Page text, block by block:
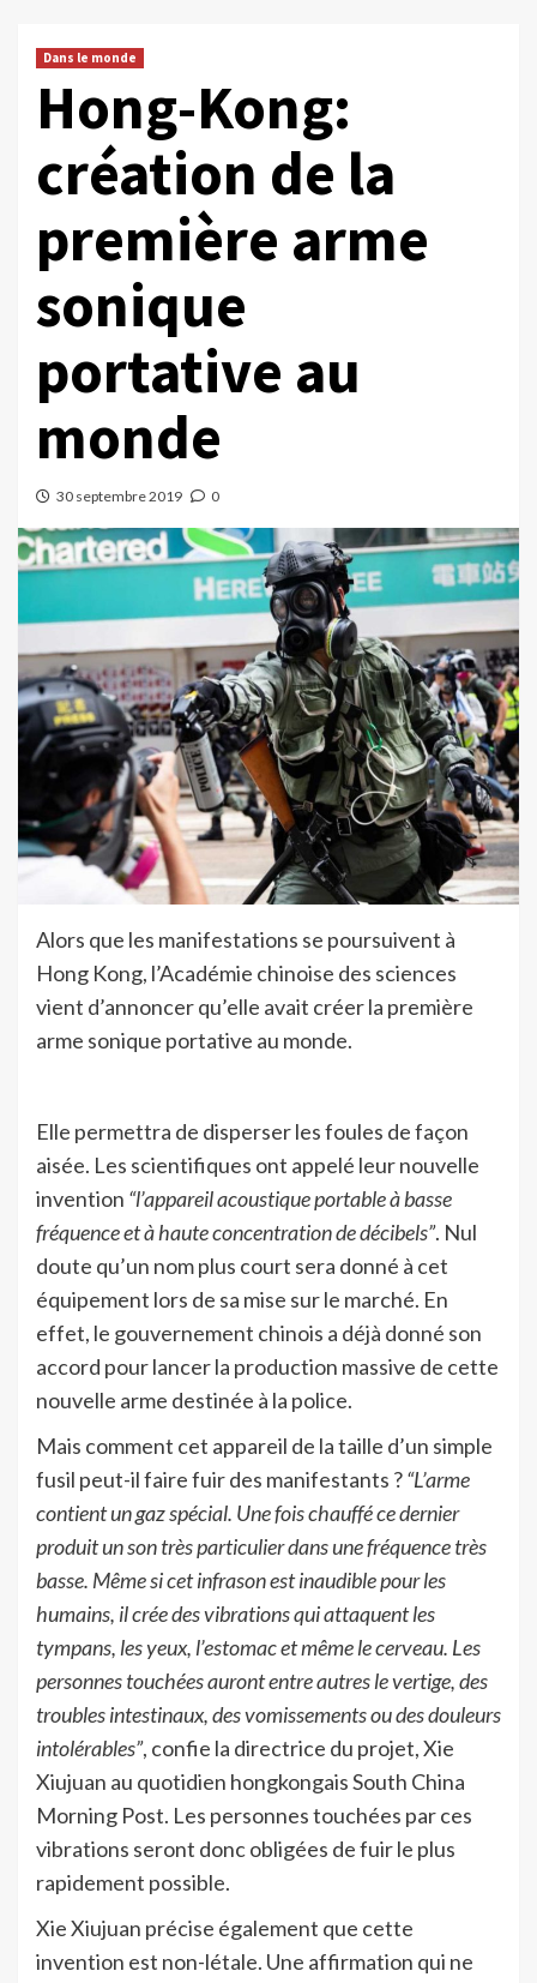
Dans le monde
Hong-Kong:
création de la
première arme
sonique
portative au
monde
30 septembre 2019 0
Alors que les manifestations se poursuivent à
Hong Kong, l’Académie chinoise des sciences
vient d’annoncer qu’elle avait créer la première
arme sonique portative au monde.
Elle permettra de disperser les foules de façon
aisée. Les scientifiques ont appelé leur nouvelle
invention “l’appareil acoustique portable à basse
fréquence et à haute concentration de décibels”. Nul
doute qu’un nom plus court sera donné à cet
équipement lors de sa mise sur le marché. En
effet, le gouvernement chinois a déjà donné son
accord pour lancer la production massive de cette
nouvelle arme destinée à la police.
Mais comment cet appareil de la taille d’un simple
fusil peut-il faire fuir des manifestants ?“L’arme
contient un gaz spécial. Une fois chauffé ce dernier
produit un son très particulier dans une fréquence très
basse. Même si cet infrason est inaudible pour les
humains, il crée des vibrations qui attaquent les
tympans, les yeux, l’estomac et même le cerveau. Les
personnes touchées auront entre autres le vertige, des
troubles intestinaux, des vomissements ou des douleurs
intolérables”, confie la directrice du projet, Xie
Xiujuan au quotidien hongkongais South China
Morning Post. Les personnes touchées par ces
vibrations seront donc obligées de fuir le plus
rapidement possible.
Xie Xiujuan précise également que cette
invention est non-létale. Une affirmation qui ne